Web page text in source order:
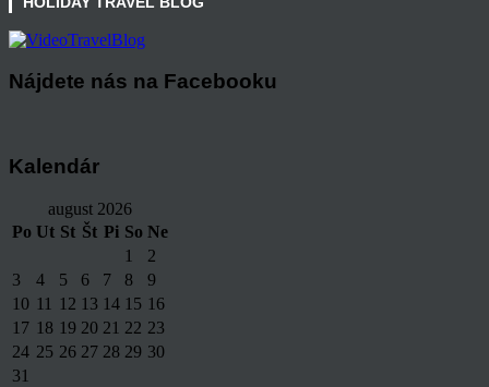
Nájdete nás na Facebooku
Kalendár
august 2026
Po Ut St Št Pi So Ne
1
2
3
4 5 6 7 8
9
10 11 12 13 14 15 16
17 18 19 20 21 22 23
24 25 26 27 28 29 30
31